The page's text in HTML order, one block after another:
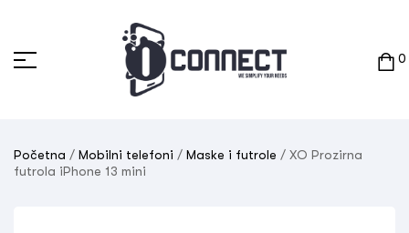
0
Početna / Mobilni telefoni / Maske i futrole / XO Prozirna
futrola iPhone 13 mini